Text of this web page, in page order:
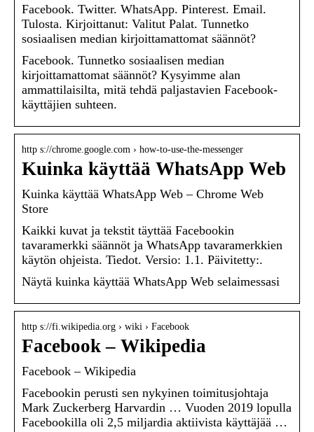
Facebook. Twitter. WhatsApp. Pinterest. Email.
Tulosta. Kirjoittanut: Valitut Palat. Tunnetko
sosiaalisen median kirjoittamattomat säännöt?
Facebook. Tunnetko sosiaalisen median
kirjoittamattomat säännöt? Kysyimme alan
ammattilaisilta, mitä tehdä paljastavien Facebook-
käyttäjien suhteen.
http s://chrome.google.com › how-to-use-the-messenger
Kuinka käyttää WhatsApp Web
Kuinka käyttää WhatsApp Web – Chrome Web
Store
Kaikki kuvat ja tekstit täyttää Facebookin
tavaramerkki säännöt ja WhatsApp tavaramerkkien
käytön ohjeista. Tiedot. Versio: 1.1. Päivitetty:.
Näytä kuinka käyttää WhatsApp Web selaimessasi
http s://fi.wikipedia.org › wiki › Facebook
Facebook – Wikipedia
Facebook – Wikipedia
Facebookin perusti sen nykyinen toimitusjohtaja
Mark Zuckerberg Harvardin … Vuoden 2019 lopulla
Facebookilla oli 2,5 miljardia aktiivista käyttäjää …